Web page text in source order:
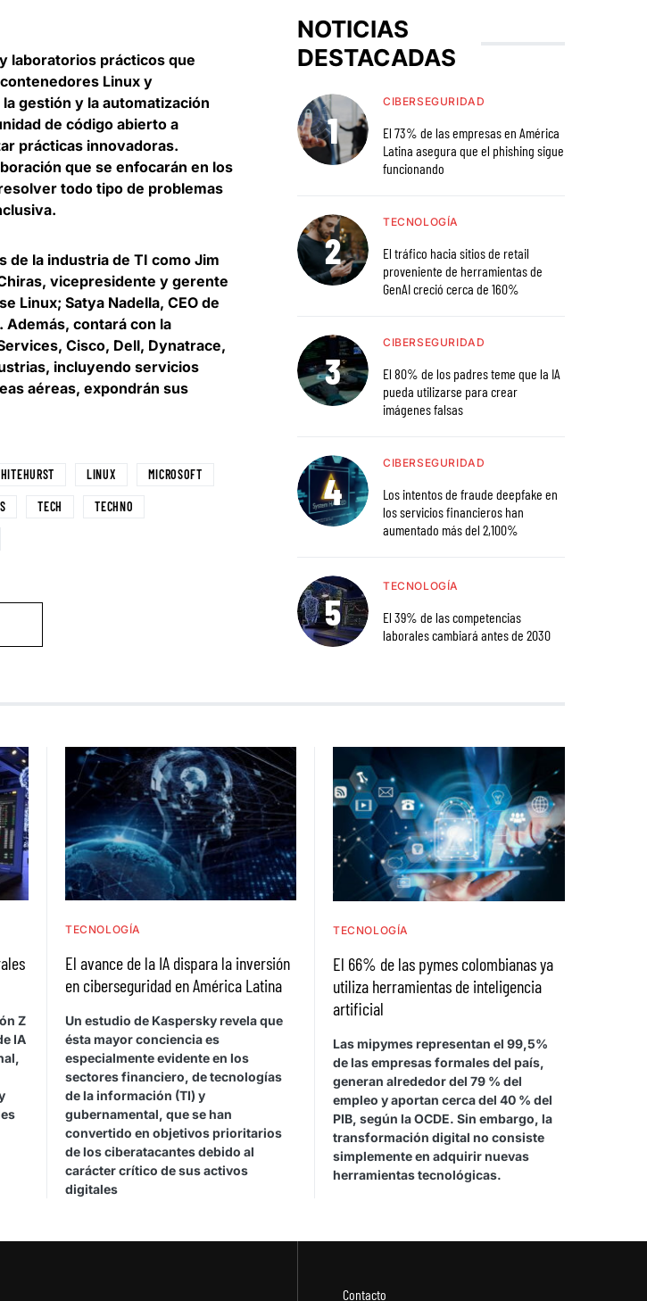
laboratorios prácticos que
Linux y
gestión y la automatización
de código abierto a
prácticas innovadoras.
que se enfocarán en los
todo tipo de problemas
de la industria de TI comoJim
, vicepresidente y gerente
Linux;Satya Nadella, CEO de
Además, contará con la
Cisco, Dell, Dynatrace,
incluyendo servicios
aéreas, expondrán sus
LINUX MICROSOFT
TECH TECHNO
NOTICIAS
DESTACADAS
CIBERSEGURIDAD
El 73% de las empresas en América
Latina asegura que el phishing sigue
funcionando
TECNOLOGÍA
El tráfico hacia sitios de retail
proveniente de herramientas de
GenAI creció cerca de 160%
CIBERSEGURIDAD
El 80% de los padres teme que la IA
pueda utilizarse para crear
imágenes falsas
CIBERSEGURIDAD
Los intentos de fraude deepfake en
los servicios financieros han
aumentado más del 2,100%
TECNOLOGÍA
El 39% de las competencias
laborales cambiará antes de 2030
Z
IA
TECNOLOGÍA
El avance de la IA dispara la inversión
en ciberseguridad en América Latina
Un estudio de Kaspersky revela que
ésta mayor conciencia es
especialmente evidente en los
sectores financiero, de tecnologías
de la información (TI) y
gubernamental, que se han
convertido en objetivos prioritarios
de los ciberatacantes debido al
carácter crítico de sus activos
digitales
TECNOLOGÍA
El 66% de las pymes colombianas ya
utiliza herramientas de inteligencia
artificial
Las mipymes representan el 99,5%
de las empresas formales del país,
generan alrededor del 79 % del
empleo y aportan cerca del 40 % del
PIB, según la OCDE. Sin embargo, la
transformación digital no consiste
simplemente en adquirir nuevas
herramientas tecnológicas.
Contacto